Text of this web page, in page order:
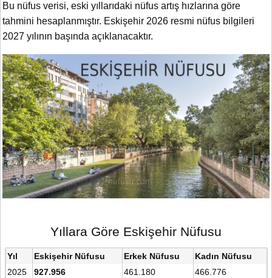
Bu nüfus verisi, eski yıllarıdaki nüfus artış hızlarına göre
tahmini hesaplanmıştır. Eskişehir 2026 resmi nüfus bilgileri
2027 yılının başında açıklanacaktır.
Yıllara Göre Eskişehir Nüfusu
Yıl Eskişehir Nüfusu Erkek Nüfusu
Kadın Nüfusu
2025
927.956 461.180
466.776